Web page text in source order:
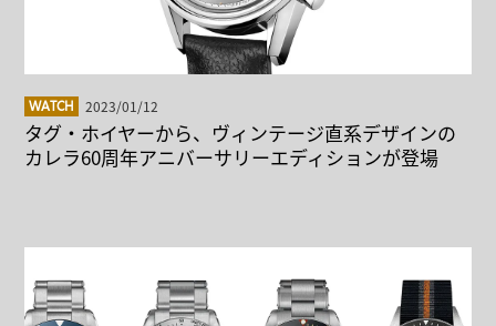
WATCH 2023/01/12
タグ・ホイヤーから、ヴィンテージ直系デザインの
カレラ60周年アニバーサリーエディションが登場